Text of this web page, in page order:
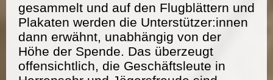
gesammelt und auf den Flugblättern und
Plakaten werden die Unterstützer:innen
dann erwähnt, unabhängig von der
Höhe der Spende. Das überzeugt
offensichtlich, die Geschäftsleute in